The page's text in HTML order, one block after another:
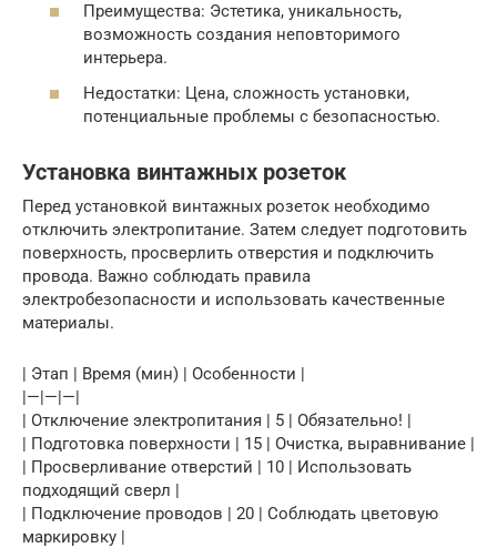
Преимущества: Эстетика, уникальность,
возможность создания неповторимого
интерьера.
Недостатки: Цена, сложность установки,
потенциальные проблемы с безопасностью.
Установка винтажных розеток
Перед установкой винтажных розеток необходимо
отключить электропитание. Затем следует подготовить
поверхность, просверлить отверстия и подключить
провода. Важно соблюдать правила
электробезопасности и использовать качественные
материалы.
| Этап | Время (мин) | Особенности |
|—|—|—|
| Отключение электропитания | 5 | Обязательно! |
| Подготовка поверхности | 15 | Очистка, выравнивание |
| Просверливание отверстий | 10 | Использовать
подходящий сверл |
| Подключение проводов | 20 | Соблюдать цветовую
маркировку |